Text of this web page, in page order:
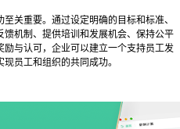
至关重要。通过设定明确的目标和标准、
机制、提供培训和发展机会、保持公平
与认可，企业可以建立一个支持员工发
员工和组织的共同成功。